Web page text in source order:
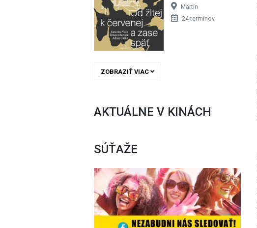
Martin
24 termínov
ZOBRAZIŤ VIAC
AKTUÁLNE V KINÁCH
SÚŤAŽE